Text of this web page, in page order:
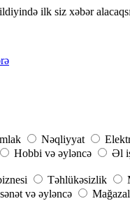
ilk siz xəbər
Nəqliyyat
Hobbi və əyləncə
Əl
Təhlükəsizlik
və əyləncə